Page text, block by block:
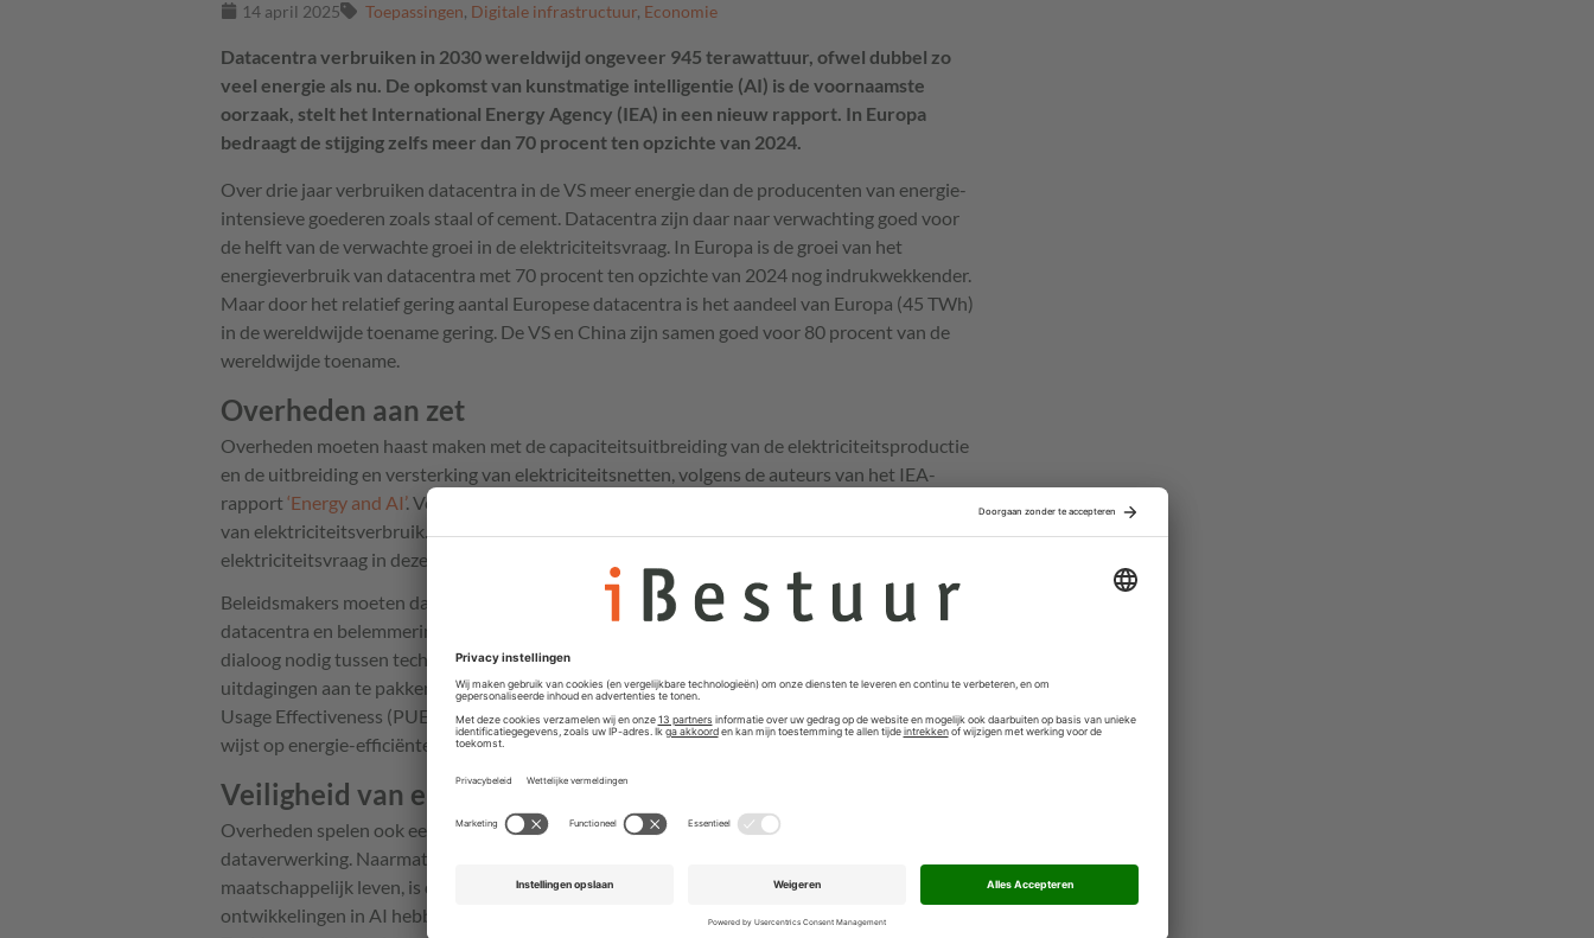
14 april 2025 Toepassingen, Digitale infrastructuur, Economie
Datacentra verbruiken in 2030 wereldwijd ongeveer 945 terawattuur, ofwel dubbel zo
veel energie als nu. De opkomst van kunstmatige intelligentie (AI) is de voornaamste
oorzaak, stelt het International Energy Agency (IEA) in een nieuw rapport. In Europa
bedraagt de stijging zelfs meer dan 70 procent ten opzichte van 2024.
Over drie jaar verbruiken datacentra in de VS meer energie dan de producenten van energie-
intensieve goederen zoals staal of cement. Datacentra zijn daar naar verwachting goed voor
de helft van de verwachte groei in de elektriciteitsvraag. In Europa is de groei van het
energieverbruik van datacentra met 70 procent ten opzichte van 2024 nog indrukwekkender.
Maar door het relatief gering aantal Europese datacentra is het aandeel van Europa (45 TWh)
in de wereldwijde toename gering. De VS en China zijn samen goed voor 80 procent van de
wereldwijde toename.
Overheden aan zet
Overheden moeten haast maken met de capaciteitsuitbreiding van de elektriciteitsproductie
en de uitbreiding en versterking van elektriciteitsnetten, volgens de auteurs van het IEA-
rapport ‘Energy and AI’. Veel Europese landen zagen de afgelopen jaren een stagnatie of daling
van elektriciteitsverbruik. Door de groei van AI en datacenters komt hier een einde aan: de
elektriciteitsvraag in deze regio’s gaat weer toenemen.
Beleidsmakers moeten daarom stimulansen creëren die leiden tot efficiëntere en flexibelere
datacentra en belemmeringen in de regelgeving wegwerken. Daarvoor is een gestructureerde
dialoog nodig tussen technologiebedrijven, energiebedrijven en overheden om deze
uitdagingen aan te pakken. De trend is overigens gunstig. Volgens EIA verbetert de Power
Usage Effectiveness (PUE) van Europese datacentra van 1,45 in 2024 naar 1,29 in 2030, wat
wijst op energie-efficiëntere infrastructuur​.
Veiligheid van energievoorziening essentieel
Overheden spelen ook een belangrijke rol in de beveiliging van de energievoorziening van
dataverwerking. Naarmate dataverwerking belangrijker wordt voor het functioneren van het
maatschappelijk leven, is de continuïteit van de energievoorziening essentieel. De
ontwikkelingen in AI hebben zowel positieve als negatieve effecten op de energiezekerheid.